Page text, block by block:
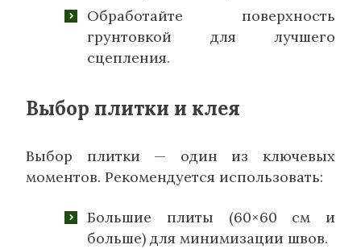
Обработайте поверхность
грунтовкой для лучшего
сцепления.
Выбор плитки и клея
Выбор плитки — один из ключевых
моментов. Рекомендуется использовать:
Большие плиты (60×60 см и
больше) для минимизации швов.